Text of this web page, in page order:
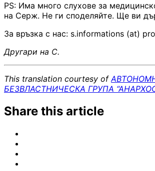
PS: Има много слухове за
на Серж. Не ги споделяйте. Ще ви
За връзка с нас: s.informations (at)
Другари на С.
This translation courtesy of
БЕЗВЛАСТНИЧЕСКА ГРУПА
Share this article